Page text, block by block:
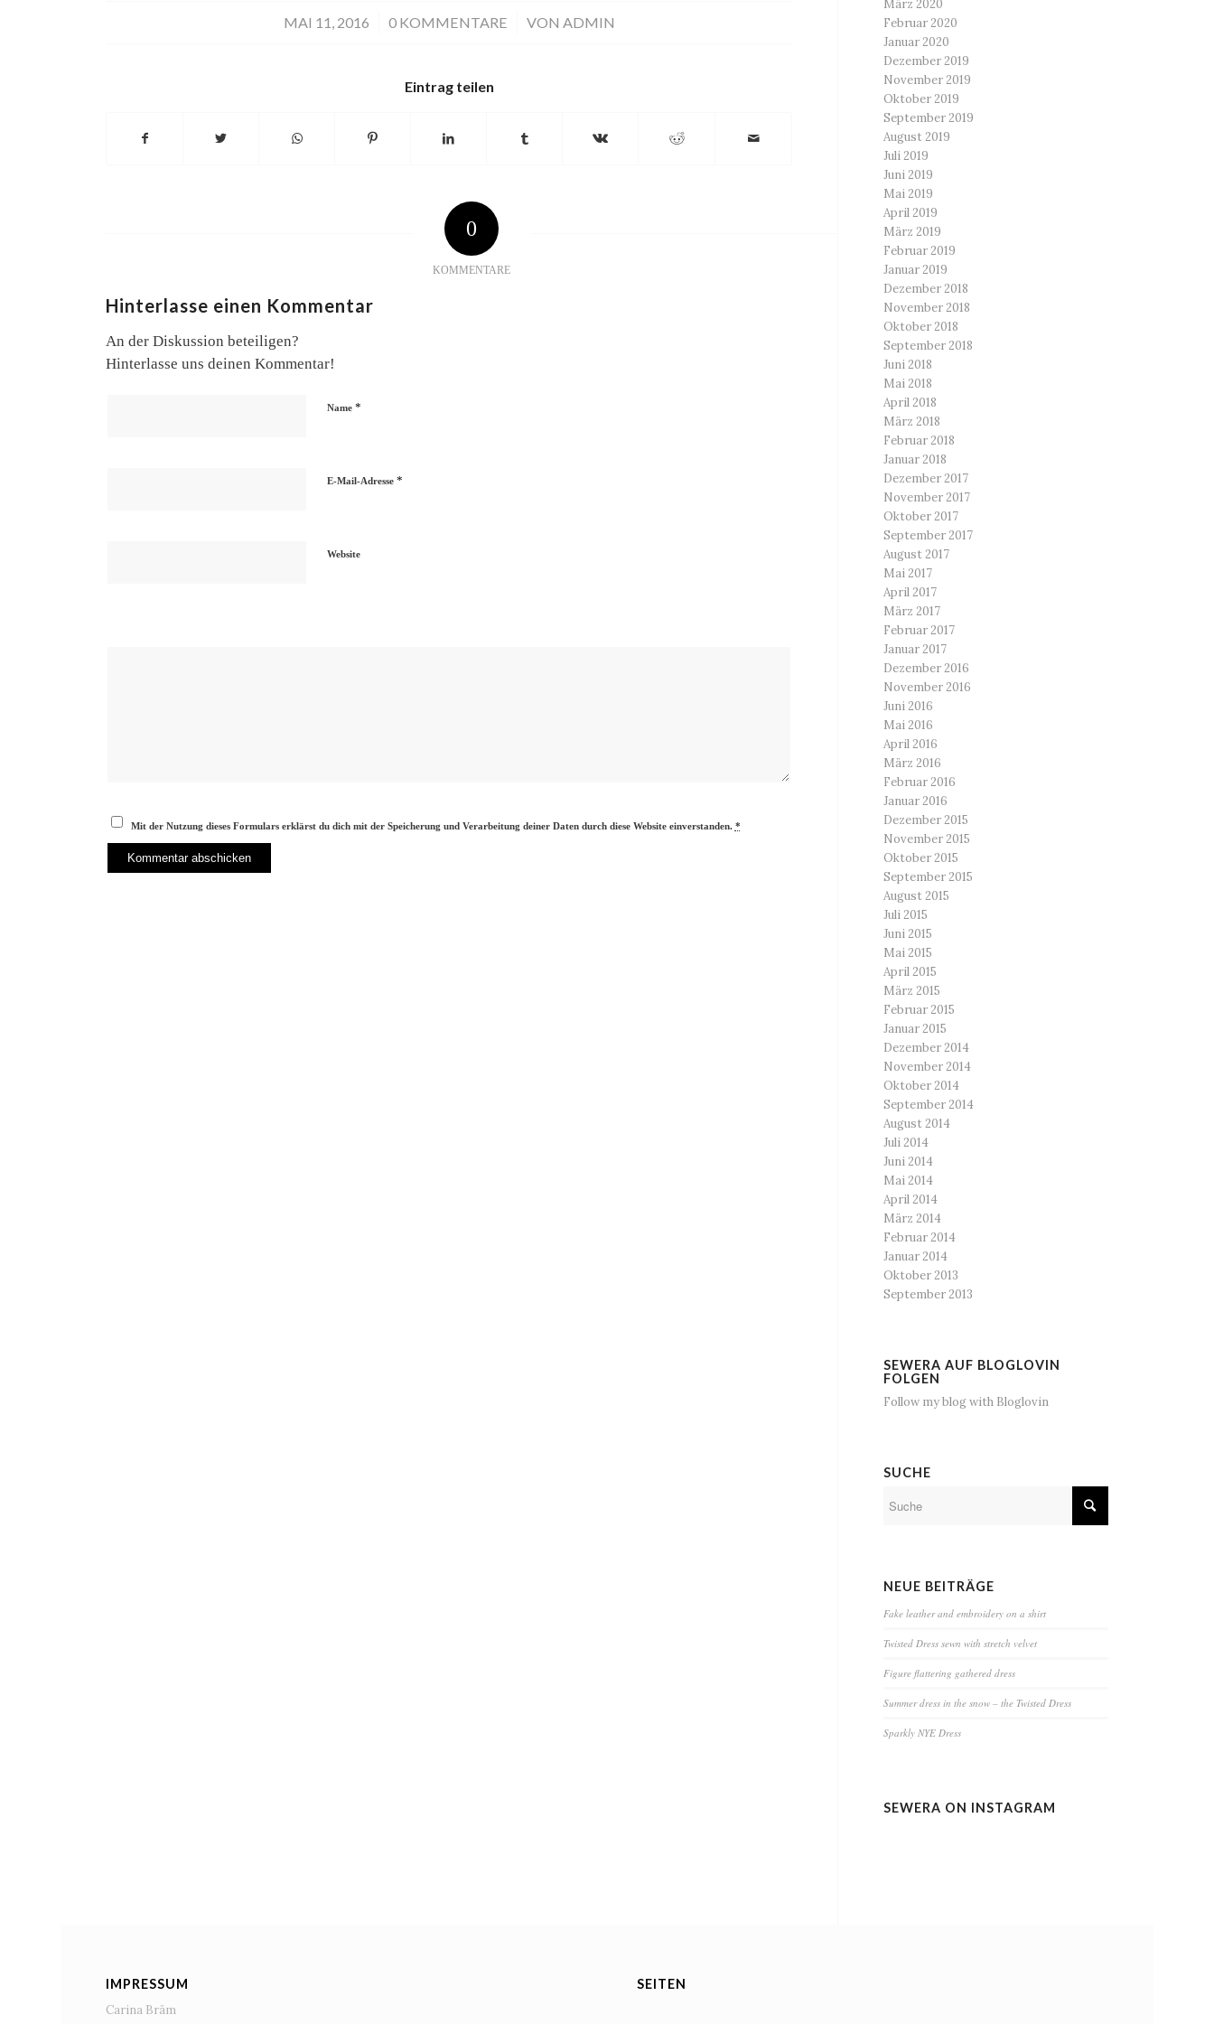
MAI 11, 2016
/ 0 KOMMENTARE
/ VON ADMIN
Eintrag teilen
0
KOMMENTARE
Hinterlasse einen Kommentar
An der Diskussion beteiligen?
Hinterlasse uns deinen Kommentar!
Name*
E-Mail-Adresse*
Website
Mit der Nutzung dieses Formulars erklärst du dich mit der Speicherung und Verarbeitung deiner Daten durch diese Website einverstanden. *
März 2020
Februar 2020
Januar 2020
Dezember 2019
November 2019
Oktober 2019
September 2019
August 2019
Juli 2019
Juni 2019
Mai 2019
April 2019
März 2019
Februar 2019
Januar 2019
Dezember 2018
November 2018
Oktober 2018
September 2018
Juni 2018
Mai 2018
April 2018
März 2018
Februar 2018
Januar 2018
Dezember 2017
November 2017
Oktober 2017
September 2017
August 2017
Mai 2017
April 2017
März 2017
Februar 2017
Januar 2017
Dezember 2016
November 2016
Juni 2016
Mai 2016
April 2016
März 2016
Februar 2016
Januar 2016
Dezember 2015
November 2015
Oktober 2015
September 2015
August 2015
Juli 2015
Juni 2015
Mai 2015
April 2015
März 2015
Februar 2015
Januar 2015
Dezember 2014
November 2014
Oktober 2014
September 2014
August 2014
Juli 2014
Juni 2014
Mai 2014
April 2014
März 2014
Februar 2014
Januar 2014
Oktober 2013
September 2013
SEWERA AUF BLOGLOVIN
FOLGEN
Follow my blog with Bloglovin
SUCHE
NEUE BEITRÄGE
Fake leather and embroidery on a shirt
Twisted Dress sewn with stretch velvet
Figure flattering gathered dress
Summer dress in the snow – the Twisted Dress
Sparkly NYE Dress
SEWERA ON INSTAGRAM
IMPRESSUM
Carina Bräm
SEITEN